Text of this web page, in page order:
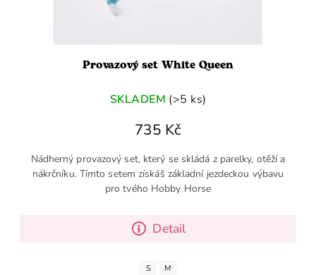
Provazový set White Queen
SKLADEM (>5 ks)
735 Kč
Detail
Nádherný provazový set, který se skládá z parelky, otěží a
nákrčníku. Tímto setem získáš základní jezdeckou výbavu
pro tvého Hobby Horse
S M